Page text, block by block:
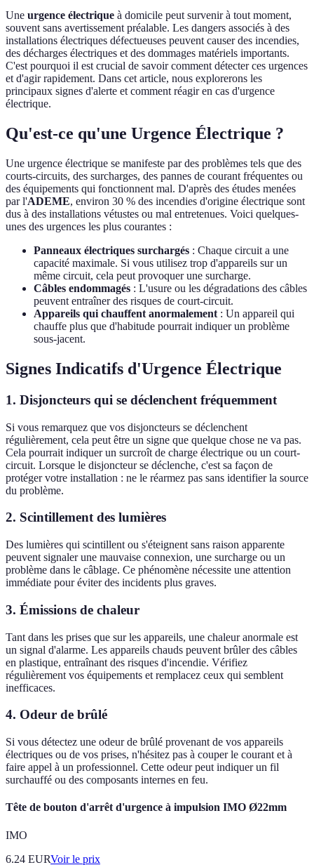
Une urgence électrique à domicile peut survenir à tout moment,
souvent sans avertissement préalable. Les dangers associés à des
installations électriques défectueuses peuvent causer des incendies,
des décharges électriques et des dommages matériels importants.
C'est pourquoi il est crucial de savoir comment détecter ces urgences
et d'agir rapidement. Dans cet article, nous explorerons les
principaux signes d'alerte et comment réagir en cas d'urgence
électrique.
Qu'est-ce qu'une Urgence Électrique ?
Une urgence électrique se manifeste par des problèmes tels que des
courts-circuits, des surcharges, des pannes de courant fréquentes ou
des équipements qui fonctionnent mal. D'après des études menées
par l'ADEME, environ 30 % des incendies d'origine électrique sont
dus à des installations vétustes ou mal entretenues. Voici quelques-
unes des urgences les plus courantes :
Panneaux électriques surchargés : Chaque circuit a une
capacité maximale. Si vous utilisez trop d'appareils sur un
même circuit, cela peut provoquer une surcharge.
Câbles endommagés : L'usure ou les dégradations des câbles
peuvent entraîner des risques de court-circuit.
Appareils qui chauffent anormalement : Un appareil qui
chauffe plus que d'habitude pourrait indiquer un problème
sous-jacent.
Signes Indicatifs d'Urgence Électrique
1. Disjoncteurs qui se déclenchent fréquemment
Si vous remarquez que vos disjoncteurs se déclenchent
régulièrement, cela peut être un signe que quelque chose ne va pas.
Cela pourrait indiquer un surcroît de charge électrique ou un court-
circuit. Lorsque le disjoncteur se déclenche, c'est sa façon de
protéger votre installation : ne le réarmez pas sans identifier la source
du problème.
2. Scintillement des lumières
Des lumières qui scintillent ou s'éteignent sans raison apparente
peuvent signaler une mauvaise connexion, une surcharge ou un
problème dans le câblage. Ce phénomène nécessite une attention
immédiate pour éviter des incidents plus graves.
3. Émissions de chaleur
Tant dans les prises que sur les appareils, une chaleur anormale est
un signal d'alarme. Les appareils chauds peuvent brûler des câbles
en plastique, entraînant des risques d'incendie. Vérifiez
régulièrement vos équipements et remplacez ceux qui semblent
inefficaces.
4. Odeur de brûlé
Si vous détectez une odeur de brûlé provenant de vos appareils
électriques ou de vos prises, n'hésitez pas à couper le courant et à
faire appel à un professionnel. Cette odeur peut indiquer un fil
surchauffé ou des composants internes en feu.
Tête de bouton d'arrêt d'urgence à impulsion IMO Ø22mm
IMO
6.24 EURVoir le prix